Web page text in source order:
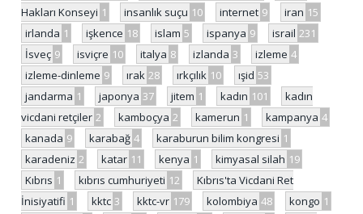
Hakları Konseyi 1 insanlık suçu 10 internet 9 iran 15
irlanda 1 işkence 18 islam 5 ispanya 9 israil 231
İsveç 9 isviçre 10 italya 8 izlanda 3 izleme 4
izleme-dinleme 9 ırak 28 ırkçılık 10 ışid 53
jandarma 1 japonya 37 jitem 1 kadın 101
kadın
vicdani retçiler 2 kamboçya 2 kamerun 1 kampanya 4
kanada 9 karabağ 4 karaburun bilim kongresi 1
karadeniz 2 katar 11 kenya 1 kimyasal silah 19
Kıbrıs 1 kıbrıs cumhuriyeti 12
Kıbrıs'ta Vicdani Ret
İnisiyatifi 1 kktc 3 kktc-vr 179 kolombiya 48 kongo 1